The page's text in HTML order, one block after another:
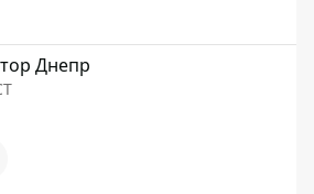
Днепр